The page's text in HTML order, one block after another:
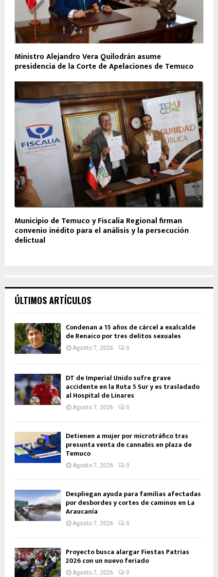
Ministro Alejandro Vera Quilodrán asume
presidencia de la Corte de Apelaciones de Temuco
Municipio de Temuco y Fiscalía Regional firman
convenio inédito para el análisis y la persecución
delictual
ÚLTIMOS ARTÍCULOS
Condenan a 15 años de cárcel a exalcalde
de Renaico por tres delitos sexuales
Agosto 7, 2026 0
DT de Imperial Unido sufre grave
accidente en la Ruta 5 Sur y es trasladado
al Hospital de Linares
Agosto 7, 2026 0
Detienen a mujer por microtráfico tras
presunta venta de cannabis en plaza de
Temuco
Agosto 7, 2026 0
Despliegan ayuda para familias afectadas
por desbordes y cortes de caminos en La
Araucanía
Agosto 7, 2026 0
Proyecto busca alargar Fiestas Patrias
2026 con un nuevo feriado
Agosto 7, 2026 0